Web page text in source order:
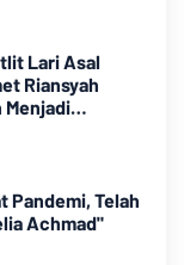
Lari Asal
Riansyah
Menjadi
Pandemi, Telah
Achmad"